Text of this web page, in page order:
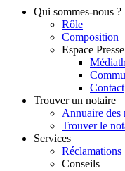
Qui sommes-nous ?
Rôle
Composition
Espace Presse
Contact
Trouver un notaire
Annuaire des
Trouver le
Services
Réclamations
Conseils